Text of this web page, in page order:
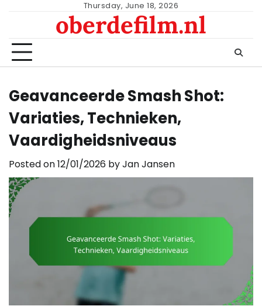
Thursday, June 18, 2026
oberdefilm.nl
Geavanceerde Smash Shot:
Variaties, Technieken,
Vaardigheidsniveaus
Posted on12/01/2026 byJan Jansen